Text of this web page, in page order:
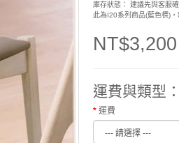
庫存狀態： 建議先與客服
此為I20系列商品(藍色標)
NT$3,200
運費與類型：
運費